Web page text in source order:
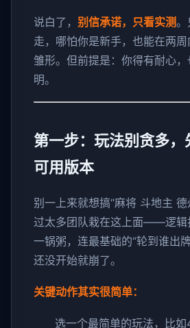
说白了， 别信承诺，只看实测。
走，哪怕你是新手，也能在两
雏形。但前提是：你得有耐心
明。
第一步：玩法别贪多，
可用版本
别一上来就想搞“麻将 斗地主
过太多团队栽在这上面——逻辑
一锅粥，连最基础的“轮到谁出
还没开始就崩了。
关键动作其实很简单：
选一个最简单的玩法，比